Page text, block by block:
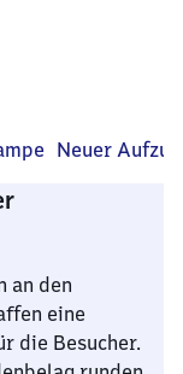
Neuer Aufzug
an den
eine
die Besucher.